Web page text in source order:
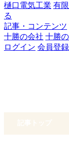
樋口電気工業 有
る
記事・コンテンツ
十勝の会社 十勝
ログイン 会員登録